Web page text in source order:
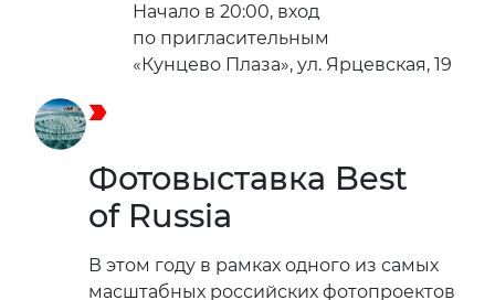
Начало в 20:00, вход
по пригласительным
«Кунцево Плаза», ул. Ярцевская, 19
Фотовыставка Best
of Russia
В этом году в рамках одного из самых
масштабных российских фотопроектов